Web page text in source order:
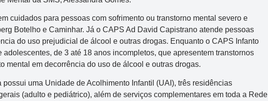
cuidados para pessoas com sofrimento ou transtorno mental severo e
Botelho e Caminhar. Já o CAPS Ad David Capistrano atende pessoas
do uso prejudicial de álcool e outras drogas. Enquanto o CAPS Infanto
de 3 até 18 anos incompletos, que apresentem transtornos
mental em decorrência do uso de álcool e outras drogas.
uma Unidade de Acolhimento Infantil (UAI), três residências
(adulto e pediátrico), além de serviços complementares em toda a Rede